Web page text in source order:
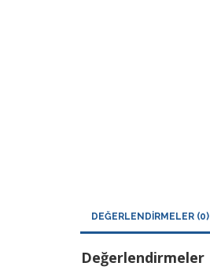
DEĞERLENDIRMELER (0)
Değerlendirmeler